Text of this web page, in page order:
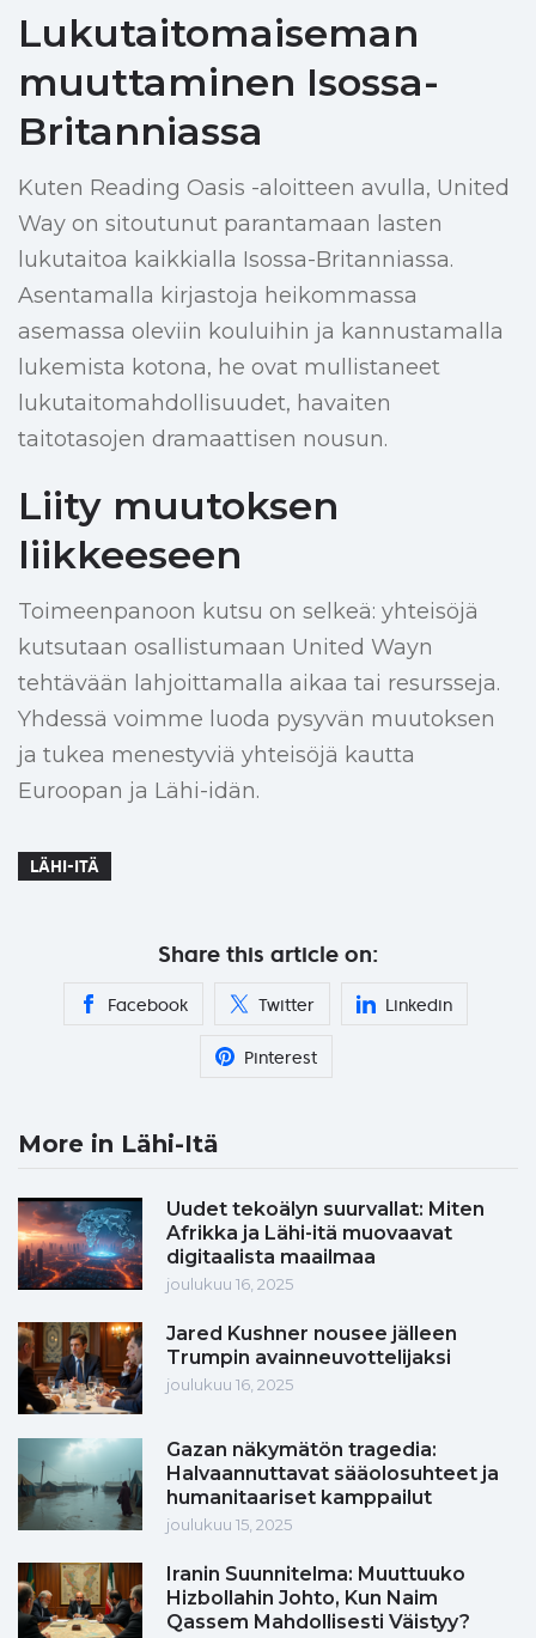
Lukutaitomaiseman
muuttaminen Isossa-
Britanniassa
Kuten Reading Oasis -aloitteen avulla, United
Way on sitoutunut parantamaan lasten
lukutaitoa kaikkialla Isossa-Britanniassa.
Asentamalla kirjastoja heikommassa
asemassa oleviin kouluihin ja kannustamalla
lukemista kotona, he ovat mullistaneet
lukutaitomahdollisuudet, havaiten
taitotasojen dramaattisen nousun.
Liity muutoksen
liikkeeseen
Toimeenpanoon kutsu on selkeä: yhteisöjä
kutsutaan osallistumaan United Wayn
tehtävään lahjoittamalla aikaa tai resursseja.
Yhdessä voimme luoda pysyvän muutoksen
ja tukea menestyviä yhteisöjä kautta
Euroopan ja Lähi-idän.
LÄHI-ITÄ
Share this article on:
Facebook Twitter Linkedin
Pinterest
More in Lähi-Itä
Uudet tekoälyn suurvallat: Miten
Afrikka ja Lähi-itä muovaavat
digitaalista maailmaa
joulukuu 16, 2025
Jared Kushner nousee jälleen
Trumpin avainneuvottelijaksi
joulukuu 16, 2025
Gazan näkymätön tragedia:
Halvaannuttavat sääolosuhteet ja
humanitaariset kamppailut
joulukuu 15, 2025
Iranin Suunnitelma: Muuttuuko
Hizbollahin Johto, Kun Naim
Qassem Mahdollisesti Väistyy?